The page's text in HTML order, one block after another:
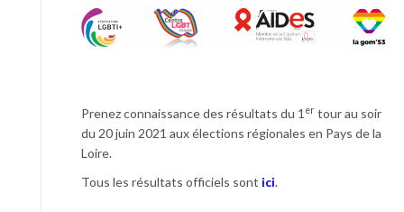
Prenez connaissance des résultats du 1 er tour au soir
du 20 juin 2021 aux élections régionales en Pays de la
Loire.
Tous les résultats officiels sont ici.